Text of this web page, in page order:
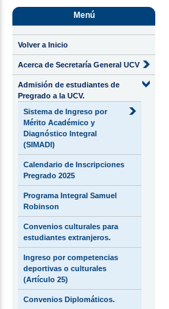
Menú
Volver a Inicio
Acerca de Secretaría General UCV
Admisión de estudiantes de
Pregrado a la UCV.
Sistema de Ingreso por
Mérito Académico y
Diagnóstico Integral
(SIMADI)
Calendario de Inscripciones
Pregrado 2025
Programa Integral Samuel
Robinson
Convenios culturales para
estudiantes extranjeros.
Ingreso por competencias
deportivas o culturales
(Artículo 25)
Convenios Diplomáticos.